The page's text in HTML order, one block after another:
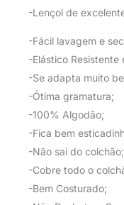
-Lençol de
-Fácil lavagem e
-Elástico
-Se adapta muito
-Ótima gramatura;
-100% Algodão;
-Fica bem
-Não sai do colchão;
-Cobre todo o
-Bem Costurado;